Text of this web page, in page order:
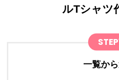
ルTシャツ
一覧か